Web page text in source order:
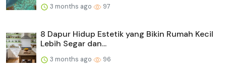
3 months ago 97
8 Dapur Hidup Estetik yang Bikin Rumah Kecil
Lebih Segar dan...
3 months ago 96